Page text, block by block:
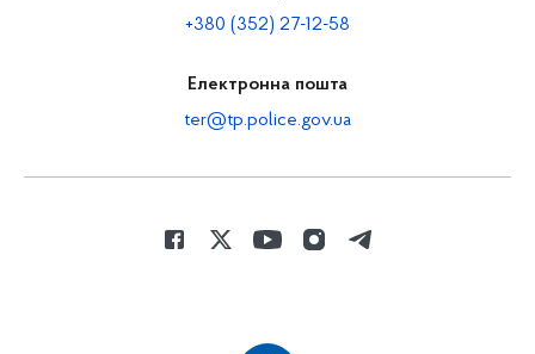
+380 (352) 27-12-58
Електронна пошта
ter@tp.police.gov.ua